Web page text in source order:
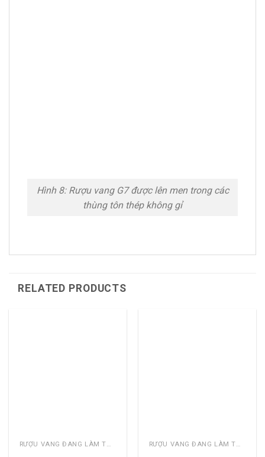
Hình 8: Rượu vang G7 được lên men trong các
thùng tôn thép không gỉ
RELATED PRODUCTS
RƯỢU VANG ĐANG LÀM THỊ TRƯỜNG RƯỢU VANG ĐANG LÀM THỊ TRƯỜNG